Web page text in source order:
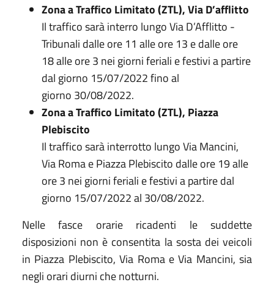
Zona a Traffico Limitato (ZTL), Via D’afflitto
Il traffico sarà interro lungo Via D’Afflitto -
Tribunali dalle ore 11 alle ore 13 e dalle ore
18 alle ore 3 nei giorni feriali e festivi a partire
dal giorno 15/07/2022 fino al
giorno 30/08/2022.
Zona a Traffico Limitato (ZTL), Piazza
Plebiscito
Il traffico sarà interrotto lungo Via Mancini,
Via Roma e Piazza Plebiscito dalle ore 19 alle
ore 3 nei giorni feriali e festivi a partire dal
giorno 15/07/2022 al 30/08/2022.
Nelle fasce orarie ricadenti le suddette
disposizioni non è consentita la sosta dei veicoli
in Piazza Plebiscito, Via Roma e Via Mancini, sia
negli orari diurni che notturni.